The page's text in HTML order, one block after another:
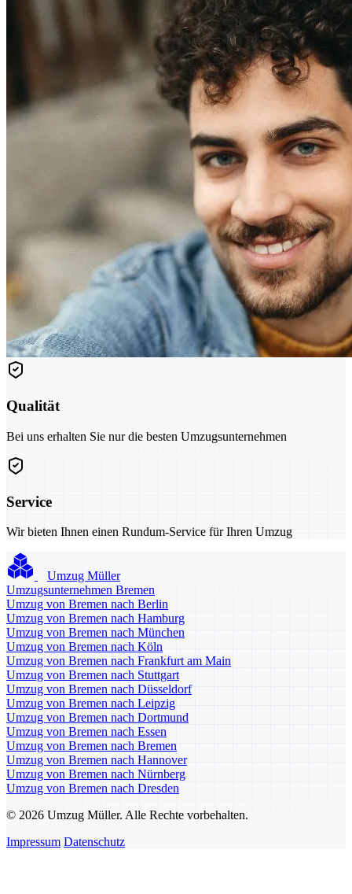
Qualität
Bei uns erhalten Sie nur die besten Umzugsunternehmen
Service
Wir bieten Ihnen einen Rundum-Service für Ihren Umzug
Umzug Müller
Umzugsunternehmen Bremen
Umzug von Bremen nach Berlin
Umzug von Bremen nach Hamburg
Umzug von Bremen nach München
Umzug von Bremen nach Köln
Umzug von Bremen nach Frankfurt am Main
Umzug von Bremen nach Stuttgart
Umzug von Bremen nach Düsseldorf
Umzug von Bremen nach Leipzig
Umzug von Bremen nach Dortmund
Umzug von Bremen nach Essen
Umzug von Bremen nach Bremen
Umzug von Bremen nach Hannover
Umzug von Bremen nach Nürnberg
Umzug von Bremen nach Dresden
© 2026 Umzug Müller. Alle Rechte vorbehalten.
Impressum Datenschutz